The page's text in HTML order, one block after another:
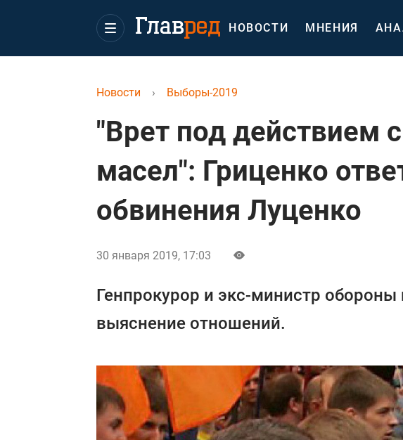
НОВОСТИ МНЕНИЯ
Новости › Выборы-2019
"Врет под действием
масел": Гриценко
обвинения Луценко
30 января 2019, 17:03
Генпрокурор и экс-министр
выяснение отношений.